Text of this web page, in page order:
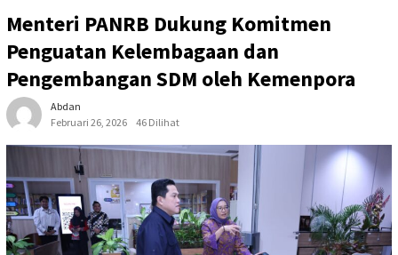
Menteri PANRB Dukung Komitmen
Penguatan Kelembagaan dan
Pengembangan SDM oleh Kemenpora
Abdan
Februari 26, 2026
46 Dilihat